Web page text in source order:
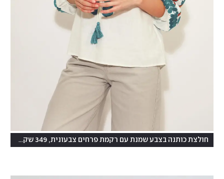
חולצת כותנה בצבע שמנת עם רקמת פרחים צבעונית, 349 שקל, בוטיק נעמי